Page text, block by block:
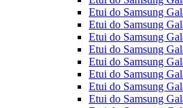
Etui do Samsung
Etui do Samsung
Etui do Samsung
Etui do Samsung
Etui do Samsung
Etui do Samsung
Etui do Samsung
Etui do Samsung